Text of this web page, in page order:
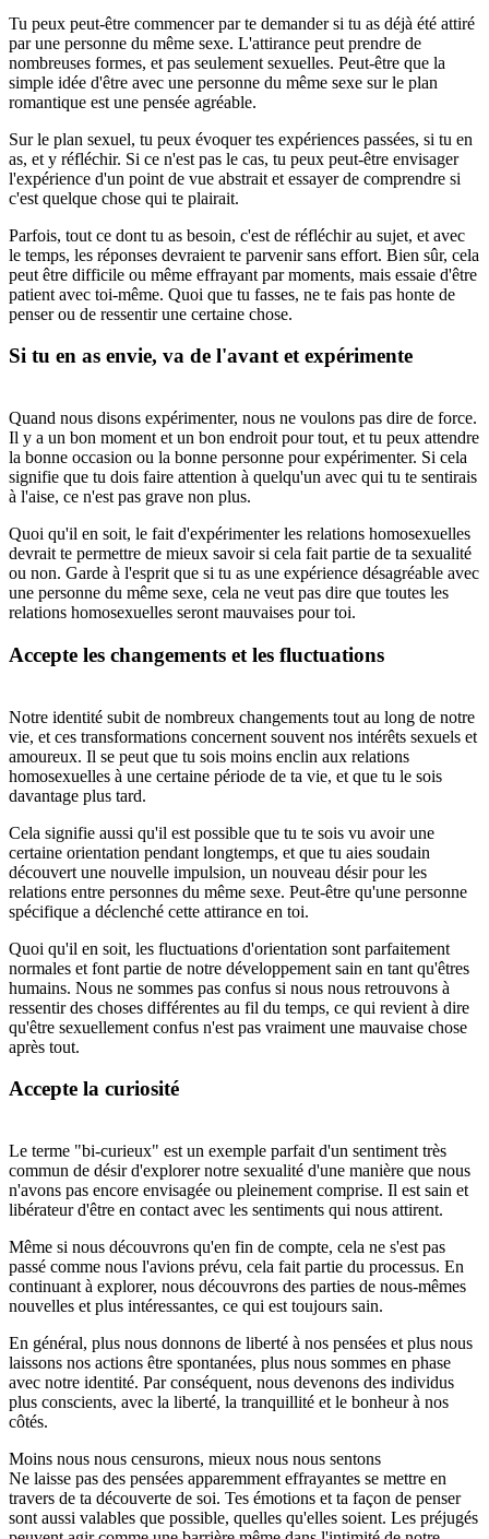
Tu peux peut-être commencer par te demander si tu as déjà été attiré
par une personne du même sexe. L'attirance peut prendre de
nombreuses formes, et pas seulement sexuelles. Peut-être que la
simple idée d'être avec une personne du même sexe sur le plan
romantique est une pensée agréable.
Sur le plan sexuel, tu peux évoquer tes expériences passées, si tu en
as, et y réfléchir. Si ce n'est pas le cas, tu peux peut-être envisager
l'expérience d'un point de vue abstrait et essayer de comprendre si
c'est quelque chose qui te plairait.
Parfois, tout ce dont tu as besoin, c'est de réfléchir au sujet, et avec
le temps, les réponses devraient te parvenir sans effort. Bien sûr, cela
peut être difficile ou même effrayant par moments, mais essaie d'être
patient avec toi-même. Quoi que tu fasses, ne te fais pas honte de
penser ou de ressentir une certaine chose.
Si tu en as envie, va de l'avant et expérimente
Quand nous disons expérimenter, nous ne voulons pas dire de force.
Il y a un bon moment et un bon endroit pour tout, et tu peux attendre
la bonne occasion ou la bonne personne pour expérimenter. Si cela
signifie que tu dois faire attention à quelqu'un avec qui tu te sentirais
à l'aise, ce n'est pas grave non plus.
Quoi qu'il en soit, le fait d'expérimenter les relations homosexuelles
devrait te permettre de mieux savoir si cela fait partie de ta sexualité
ou non. Garde à l'esprit que si tu as une expérience désagréable avec
une personne du même sexe, cela ne veut pas dire que toutes les
relations homosexuelles seront mauvaises pour toi.
Accepte les changements et les fluctuations
Notre identité subit de nombreux changements tout au long de notre
vie, et ces transformations concernent souvent nos intérêts sexuels et
amoureux. Il se peut que tu sois moins enclin aux relations
homosexuelles à une certaine période de ta vie, et que tu le sois
davantage plus tard.
Cela signifie aussi qu'il est possible que tu te sois vu avoir une
certaine orientation pendant longtemps, et que tu aies soudain
découvert une nouvelle impulsion, un nouveau désir pour les
relations entre personnes du même sexe. Peut-être qu'une personne
spécifique a déclenché cette attirance en toi.
Quoi qu'il en soit, les fluctuations d'orientation sont parfaitement
normales et font partie de notre développement sain en tant qu'êtres
humains. Nous ne sommes pas confus si nous nous retrouvons à
ressentir des choses différentes au fil du temps, ce qui revient à dire
qu'être sexuellement confus n'est pas vraiment une mauvaise chose
après tout.
Accepte la curiosité
Le terme "bi-curieux" est un exemple parfait d'un sentiment très
commun de désir d'explorer notre sexualité d'une manière que nous
n'avons pas encore envisagée ou pleinement comprise. Il est sain et
libérateur d'être en contact avec les sentiments qui nous attirent.
Même si nous découvrons qu'en fin de compte, cela ne s'est pas
passé comme nous l'avions prévu, cela fait partie du processus. En
continuant à explorer, nous découvrons des parties de nous-mêmes
nouvelles et plus intéressantes, ce qui est toujours sain.
En général, plus nous donnons de liberté à nos pensées et plus nous
laissons nos actions être spontanées, plus nous sommes en phase
avec notre identité. Par conséquent, nous devenons des individus
plus conscients, avec la liberté, la tranquillité et le bonheur à nos
côtés.
Moins nous nous censurons, mieux nous nous sentons
Ne laisse pas des pensées apparemment effrayantes se mettre en
travers de ta découverte de soi. Tes émotions et ta façon de penser
sont aussi valables que possible, quelles qu'elles soient. Les préjugés